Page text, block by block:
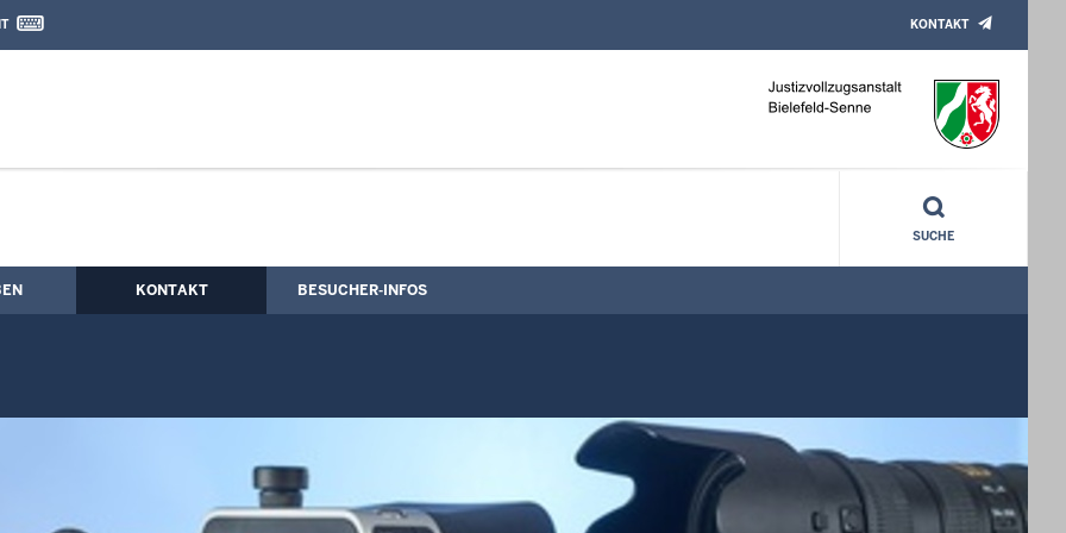
Kontaktformular
KONTAKT
SUCHE
KONTAKT BESUCHER-INFOS